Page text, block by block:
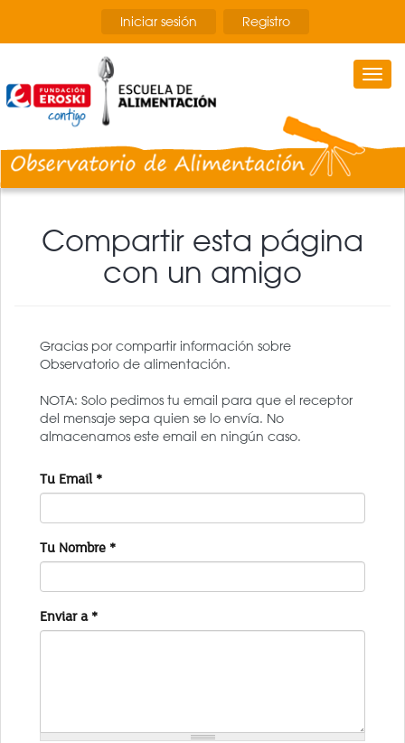
contenido
Iniciar sesión Registro
Compartir esta página
con un amigo
Gracias por compartir información sobre
Observatorio de alimentación.
NOTA: Solo pedimos tu email para que el receptor
del mensaje sepa quien se lo envía. No
almacenamos este email en ningún caso.
Tu Email *
Tu Nombre *
Enviar a *